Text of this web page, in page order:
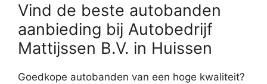
Vind de beste autobanden
aanbieding bij Autobedrijf
Mattijssen B.V. in Huissen
Goedkope autobanden van een hoge kwaliteit?